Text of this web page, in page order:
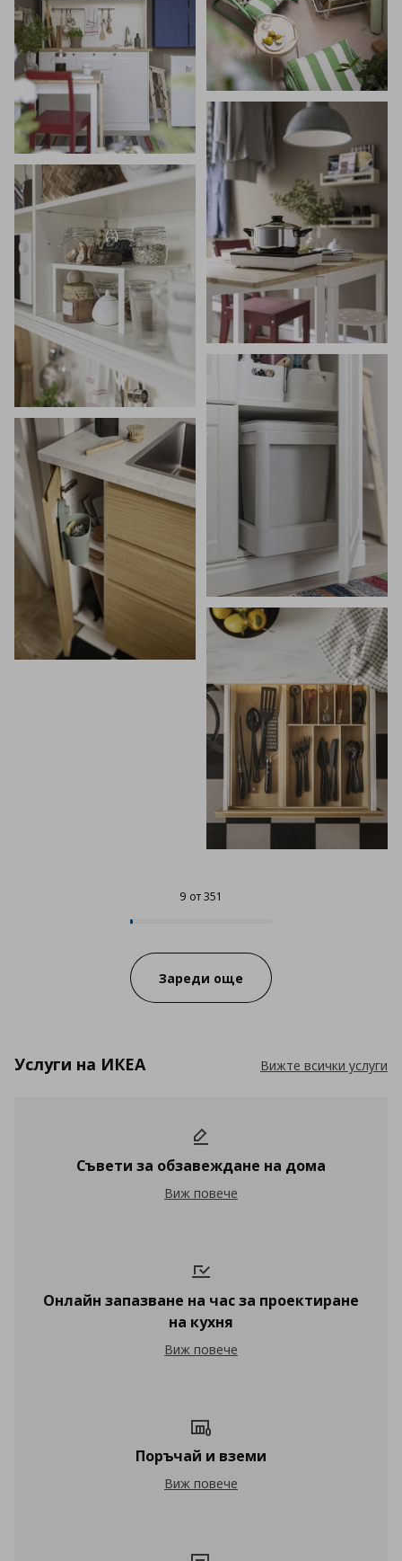
9 от 351
Progress:
Зареди още
Услуги на ИКЕА Вижте всички услуги
Съвети за обзавеждане на дома
Съвети за обзавеждане на дома
Виж повече
Онлайн запазване на час за проектиране
на кухня
Онлайн запазване на час за
Виж повече
Поръчай и вземи
Поръчай и вземи
Виж повече